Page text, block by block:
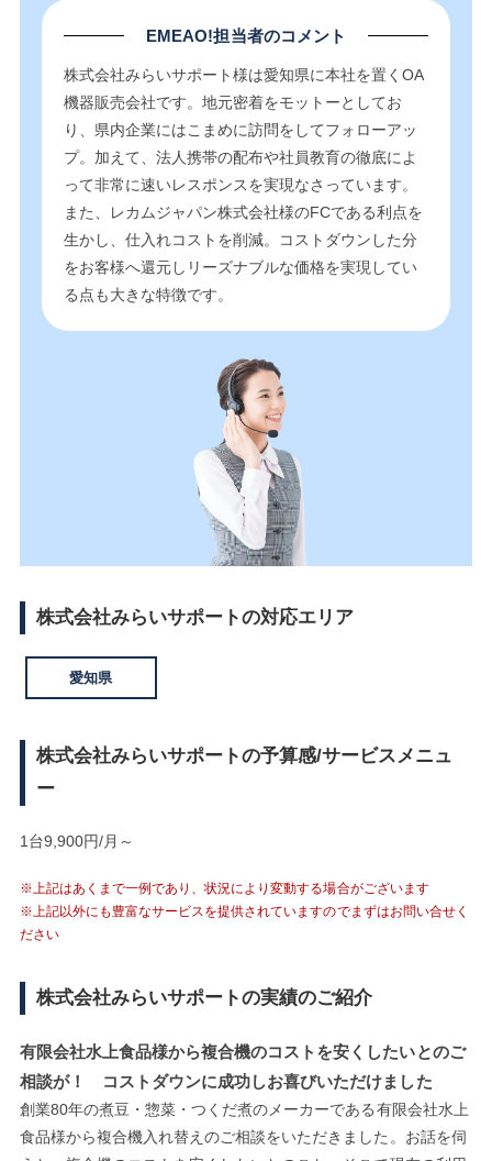
EMEAO!担当者のコメント
株式会社みらいサポート様は愛知県に本社を置くOA
機器販売会社です。地元密着をモットーとしてお
り、県内企業にはこまめに訪問をしてフォローアッ
プ。加えて、法人携帯の配布や社員教育の徹底によ
って非常に速いレスポンスを実現なさっています。
また、レカムジャパン株式会社様のFCである利点を
生かし、仕入れコストを削減。コストダウンした分
をお客様へ還元しリーズナブルな価格を実現してい
る点も大きな特徴です。
株式会社みらいサポートの対応エリア
愛知県
株式会社みらいサポートの予算感/サービスメニュ
ー
1台9,900円/月～
※上記はあくまで一例であり、状況により変動する場合がございます
※上記以外にも豊富なサービスを提供されていますのでまずはお問い合せく
ださい
株式会社みらいサポートの実績のご紹介
有限会社水上食品様から複合機のコストを安くしたいとのご
相談が！ コストダウンに成功しお喜びいただけました
創業80年の煮豆・惣菜・つくだ煮のメーカーである有限会社水上
食品様から複合機入れ替えのご相談をいただきました。お話を伺